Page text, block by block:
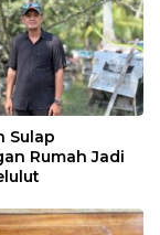
Sulap
Rumah Jadi